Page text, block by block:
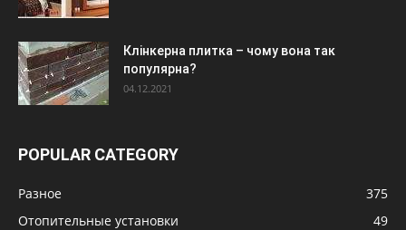
Клінкерна плитка – чому вона так
популярна?
04.12.2021
POPULAR CATEGORY
Разное
375
Отопительные установки
49